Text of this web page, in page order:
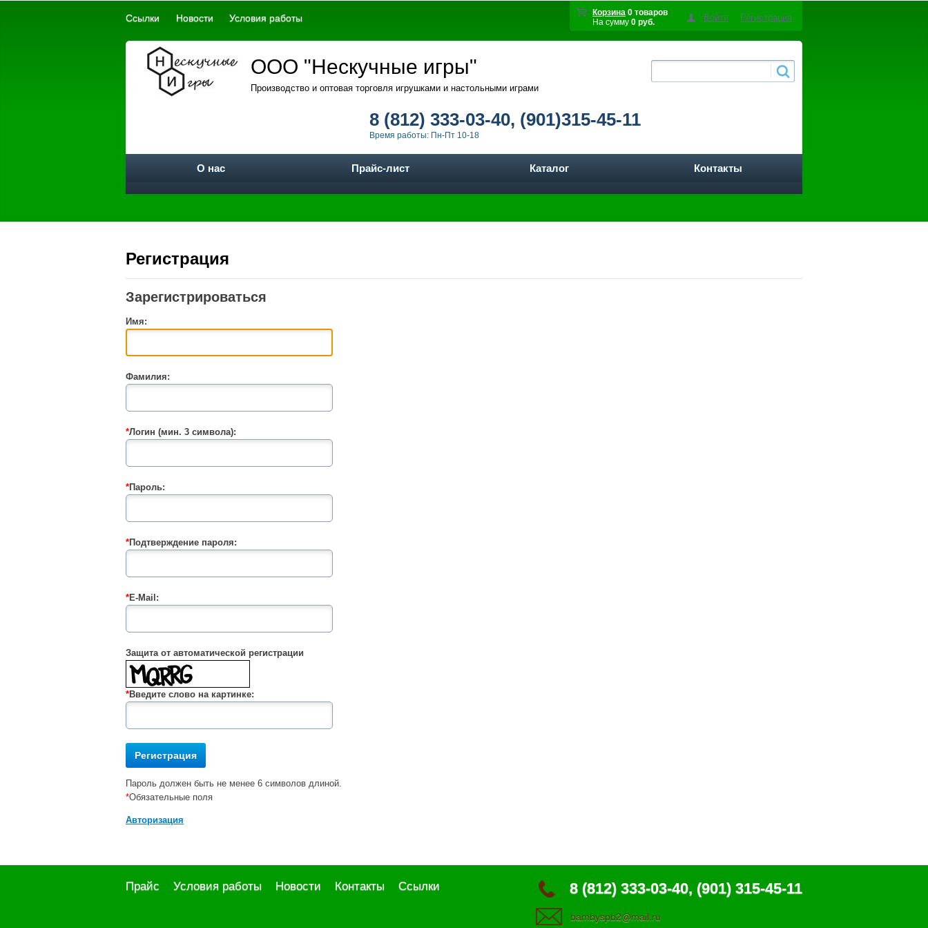
Корзина 0 товаров
На сумму 0 руб. Войти Регистрация
Ссылки Новости Условия работы
ООО "Нескучные игры"
Производство и оптовая торговля игрушками и настольными играми
8 (812) 333-03-40, (901)315-45-11
Время работы: Пн-Пт 10-18
О нас Прайс-лист Каталог Контакты
Регистрация
Зарегистрироваться
Имя:
Фамилия:
*Логин (мин. 3 символа):
*Пароль:
*Подтверждение пароля:
*E-Mail:
Защита от автоматической регистрации
*Введите слово на картинке:
Пароль должен быть не менее 6 символов длиной.
*Обязательные поля
Авторизация
8 (812) 333-03-40, (901) 315-45-11
bambyspb2@mail.ru
Прайс Условия работы Новости Контакты Ссылки